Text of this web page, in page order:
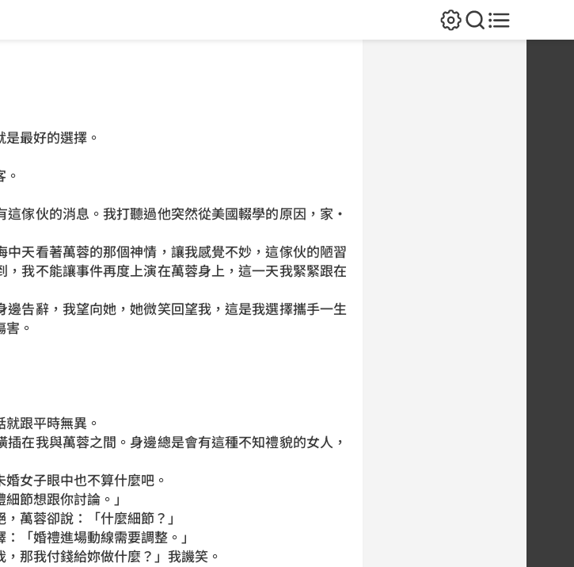
最好的選擇。
傢伙的消息。我打聽過他突然從美國輟學的原因，家·
天看著萬蓉的那個神情，讓我感覺不妙，這傢伙的陋習
我不能讓事件再度上演在萬蓉身上，這一天我緊緊跟在
告辭，我望向她，她微笑回望我，這是我選擇攜手一生
。
就跟平時無異。
在我與萬蓉之間。身邊總是會有這種不知禮貌的女人，
女子眼中也不算什麼吧。
節想跟你討論。」
萬蓉卻說：「什麼細節？」
「婚禮進場動線需要調整。」
那我付錢給妳做什麼？」我譏笑。